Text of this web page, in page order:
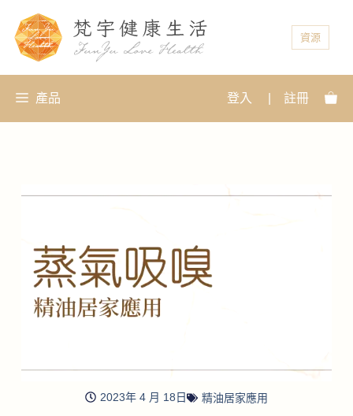
資源
產品 登入 註冊
2023年 4 月 18日 精油居家應用